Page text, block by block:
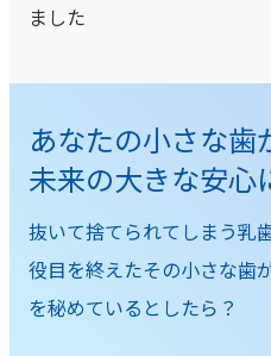
ました
あなたの小さな歯
未来の大きな安心
抜いて捨てられてしまう乳
役目を終えたその小さな歯
を秘めているとしたら？